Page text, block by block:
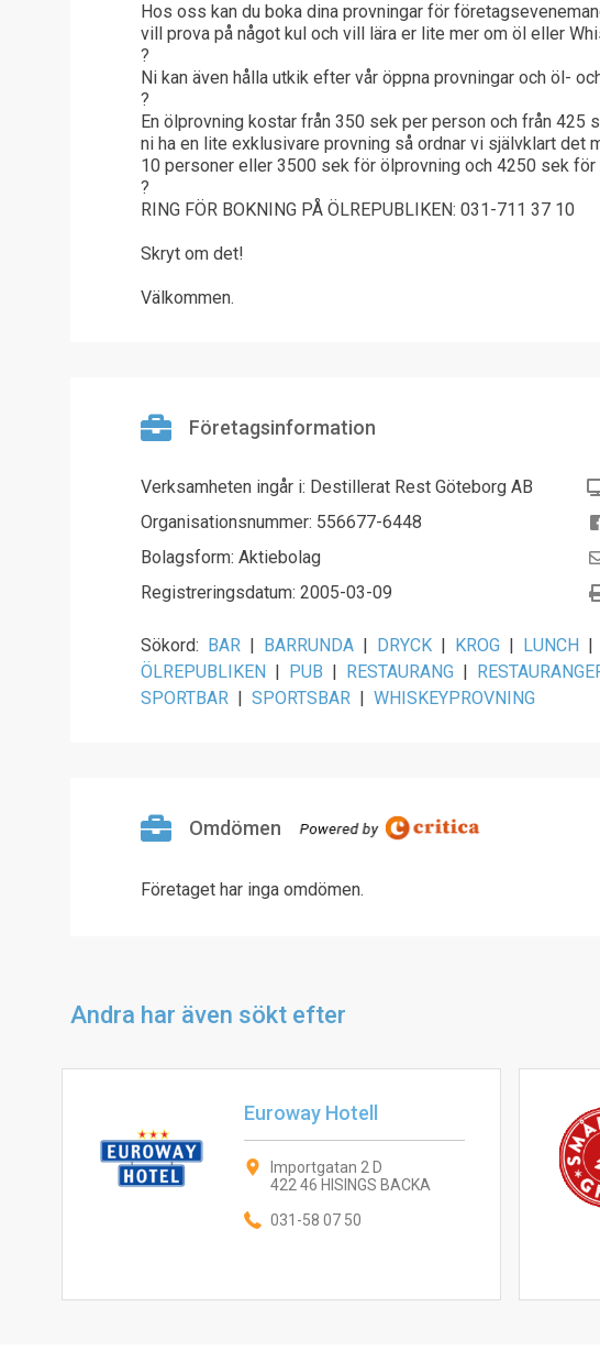
Hos oss kan du boka dina provningar för
vill prova på något kul och vill lära er lite mer om öl eller
?
Ni kan även hålla utkik efter vår öppna provningar och öl-
?
En ölprovning kostar från 350 sek per person och från 425
ni ha en lite exklusivare provning så ordnar vi självklart det
10 personer eller 3500 sek för ölprovning och 4250 sek för
?
RING FÖR BOKNING PÅ ÖLREPUBLIKEN: 031-711 37 10
Skryt om det!
Välkommen.
Företagsinformation
Verksamheten ingår i: Destillerat Rest Göteborg AB
Organisationsnummer: 556677-6448
Bolagsform: Aktiebolag
Registreringsdatum: 2005-03-09
Sökord: BAR | BARRUNDA | DRYCK | KROG | LUNCH |
ÖLREPUBLIKEN | PUB | RESTAURANG |
SPORTBAR | SPORTSBAR | WHISKEYPROVNING
Omdömen
Företaget har inga omdömen.
Andra har även sökt efter
Euroway Hotell
Importgatan 2 D
422 46 HISINGS BACKA
031-58 07 50